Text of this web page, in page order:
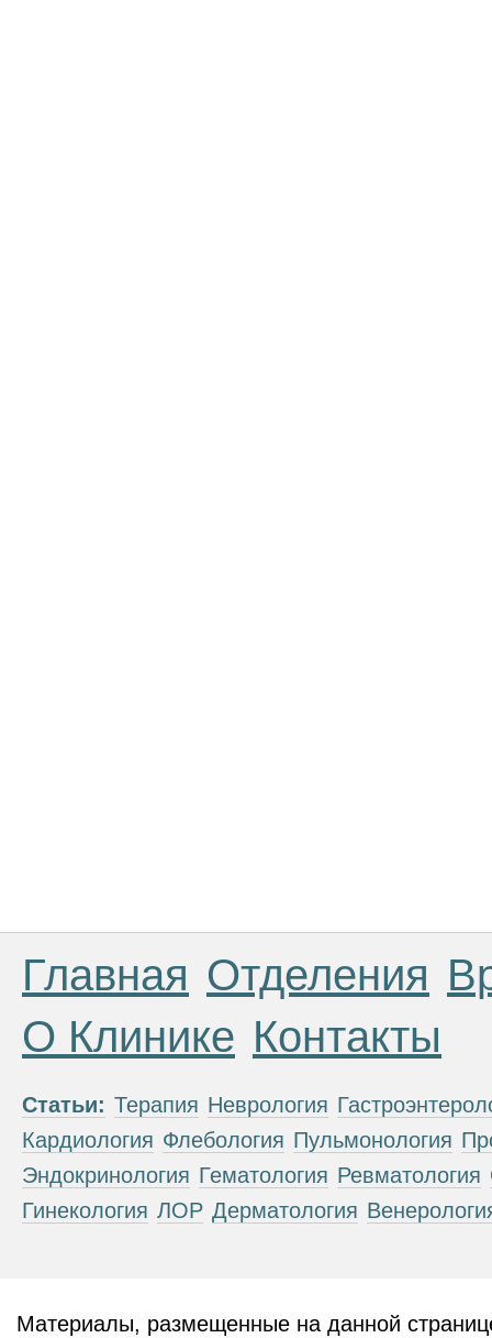
Главная Отделения
О Клинике Контакты
Статьи: Терапия Неврология
Кардиология Флебология Пульмонология
Эндокринология Гематология Ревматология
Гинекология ЛОР Дерматология
Материалы, размещенные на данной